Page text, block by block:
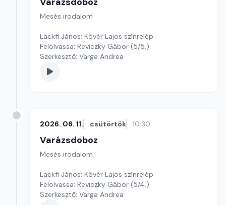
Mesés irodalom
Lackfi János: Kövér Lajos színrelép
Felolvassa: Reviczky Gábor (5/5.)
Szerkesztő: Varga Andrea
2026. 06. 11. csütörtök 10:30
Varázsdoboz
Mesés irodalom
Lackfi János: Kövér Lajos színrelép
Felolvassa: Reviczky Gábor (5/4.)
Szerkesztő: Varga Andrea